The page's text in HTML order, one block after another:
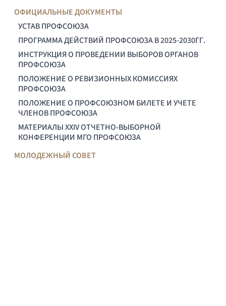
ОФИЦИАЛЬНЫЕ ДОКУМЕНТЫ
УСТАВ ПРОФСОЮЗА
ПРОГРАММА ДЕЙСТВИЙ ПРОФСОЮЗА В 2025-2030ГГ.
ИНСТРУКЦИЯ О ПРОВЕДЕНИИ ВЫБОРОВ ОРГАНОВ
ПРОФСОЮЗА
ПОЛОЖЕНИЕ О РЕВИЗИОННЫХ КОМИССИЯХ
ПРОФСОЮЗА
ПОЛОЖЕНИЕ О ПРОФСОЮЗНОМ БИЛЕТЕ И УЧЕТЕ
ЧЛЕНОВ ПРОФСОЮЗА
МАТЕРИАЛЫ XXIV ОТЧЕТНО-ВЫБОРНОЙ
КОНФЕРЕНЦИИ МГО ПРОФСОЮЗА
МОЛОДЕЖНЫЙ СОВЕТ